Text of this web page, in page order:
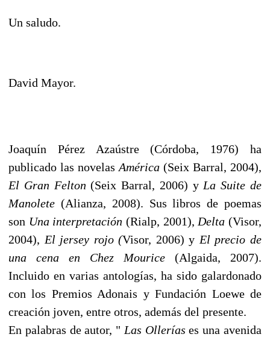
Un saludo.
David Mayor.
Joaquín Pérez Azaústre (Córdoba, 1976) ha
publicado las novelas América (Seix Barral, 2004),
El Gran Felton (Seix Barral, 2006) y La Suite de
Manolete (Alianza, 2008). Sus libros de poemas
son Una interpretación (Rialp, 2001), Delta (Visor,
2004), El jersey rojo (Visor, 2006) y El precio de
una cena en Chez Mourice (Algaida, 2007).
Incluido en varias antologías, ha sido galardonado
con los Premios Adonais y Fundación Loewe de
creación joven, entre otros, además del presente.
En palabras de autor, " Las Olleríases una avenida